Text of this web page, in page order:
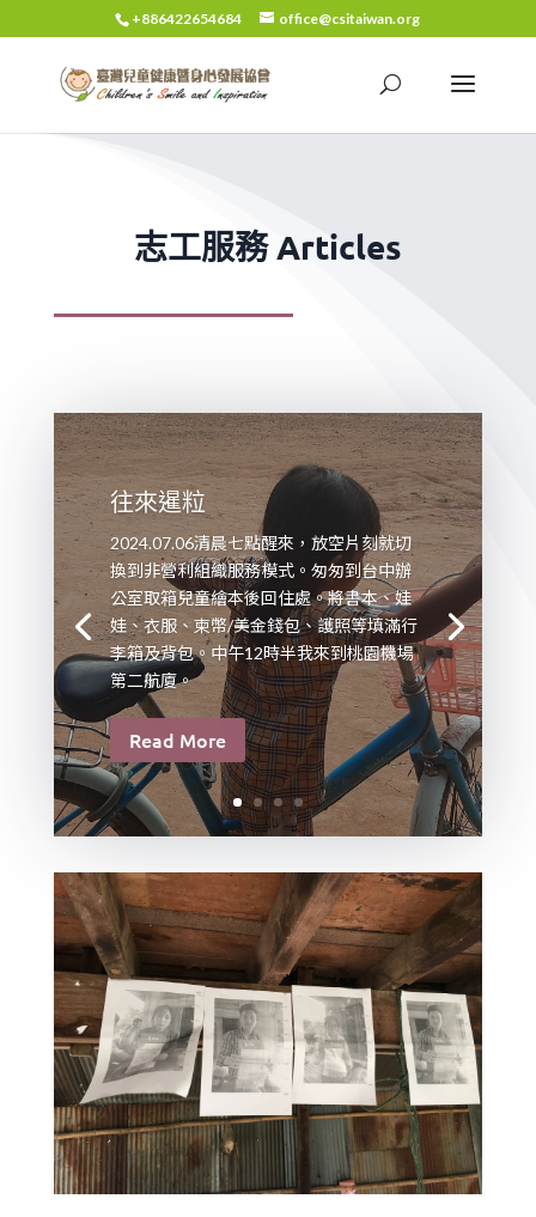
+886422654684 office@csitaiwan.org
志工服務 Articles
往來暹粒
2024.07.06清晨七點醒來，放空片刻就切
換到非營利組織服務模式。匆匆到台中辦
公室取箱兒童繪本後回住處。將書本、娃
娃、衣服、柬幣/美金錢包、護照等填滿行
李箱及背包。中午12時半我來到桃園機場
第二航廈。
Read More